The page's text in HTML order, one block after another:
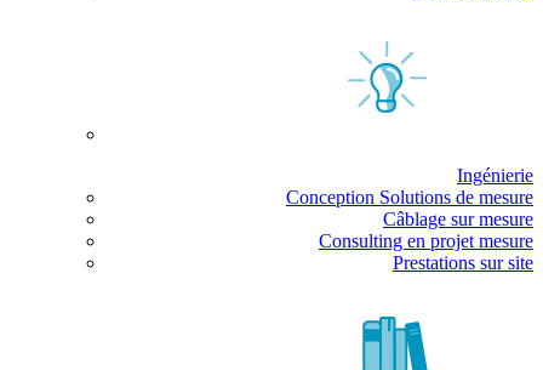
Ingénierie
Conception Solutions de mesure
Câblage sur mesure
Consulting en projet mesure
Prestations sur site